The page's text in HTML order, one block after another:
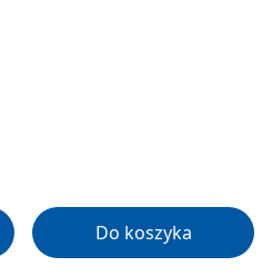
Do koszyka